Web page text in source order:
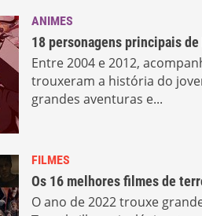
ANIMES
18 personagens principais
Entre 2004 e 2012,
trouxeram a história do
grandes aventuras e...
FILMES
Os 16 melhores filmes de
O ano de 2022 trouxe